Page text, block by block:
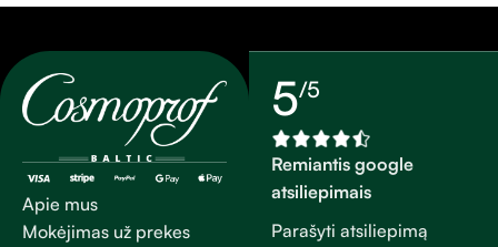
Apie mus
Mokėjimas už prekes
5/5
Remiantis google
atsiliepimais
Parašyti atsiliepimą